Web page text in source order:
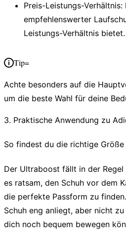
Preis-Leistungs-Verhältnis:
empfehlenswerter
Leistungs-Verhältnis bietet.
Tip=
Achte besonders auf die
um die beste Wahl für deine
3. Praktische Anwendung zu
So findest du die richtige Größe
Der Ultraboost fällt in der Regel
es ratsam, den Schuh vor dem
die perfekte Passform zu
Schuh eng anliegt, aber nicht
dich noch bequem bewegen